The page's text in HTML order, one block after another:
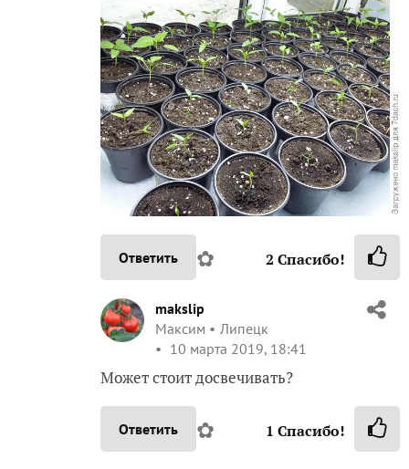
Ответить ✿ 2 Спасибо!
makslip
Максим
Липецк
10 марта 2019, 18:41
Может стоит досвечивать?
Ответить ✿ 1 Спасибо!